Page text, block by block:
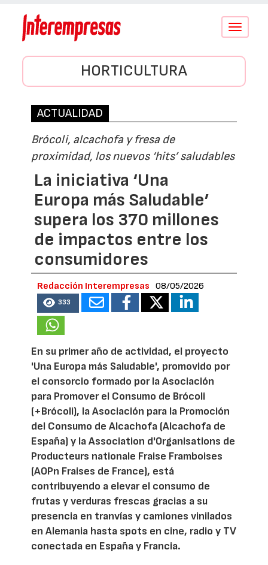
Conmutar
HORTICULTURA
ACTUALIDAD
Brócoli, alcachofa y fresa de
proximidad, los nuevos ‘hits’ saludables
La iniciativa ‘Una
Europa más Saludable’
supera los 370 millones
de impactos entre los
consumidores
Redacción Interempresas 08/05/2026
333
En su primer año de actividad, el proyecto
'Una Europa más Saludable', promovido por
el consorcio formado por la Asociación
para Promover el Consumo de Brócoli
(+Brócoli), la Asociación para la Promoción
del Consumo de Alcachofa (Alcachofa de
España) y la Association d'Organisations de
Producteurs nationale Fraise Framboises
(AOPn Fraises de France), está
contribuyendo a elevar el consumo de
frutas y verduras frescas gracias a su
presencia en tranvías y camiones vinilados
en Alemania hasta spots en cine, radio y TV
conectada en España y Francia.